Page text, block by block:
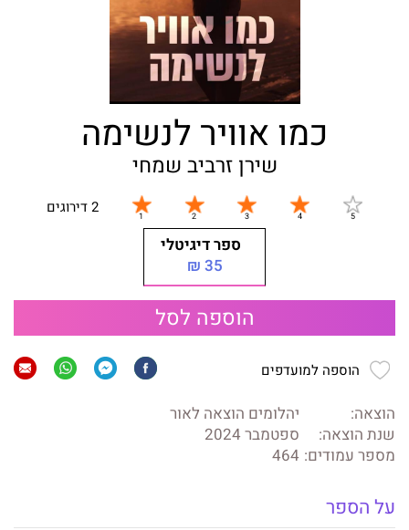
כמו אוויר לנשימה
שירן זרביב שמחי
2 דירוגים
ספר דיגיטלי
35 ₪
הוספה לסל
הוספה למועדפים
הוצאה:
יהלומים הוצאה לאור
שנת הוצאה:
ספטמבר 2024
מספר עמודים: 464
על הספר